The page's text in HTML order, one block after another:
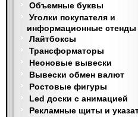
Объемные буквы
Уголки покупателя и
информационные стенды
Лайтбоксы
Трансформаторы
Неоновые вывески
Вывески обмен валют
Ростовые фигуры
Led доски с анимацией
Рекламные щиты и